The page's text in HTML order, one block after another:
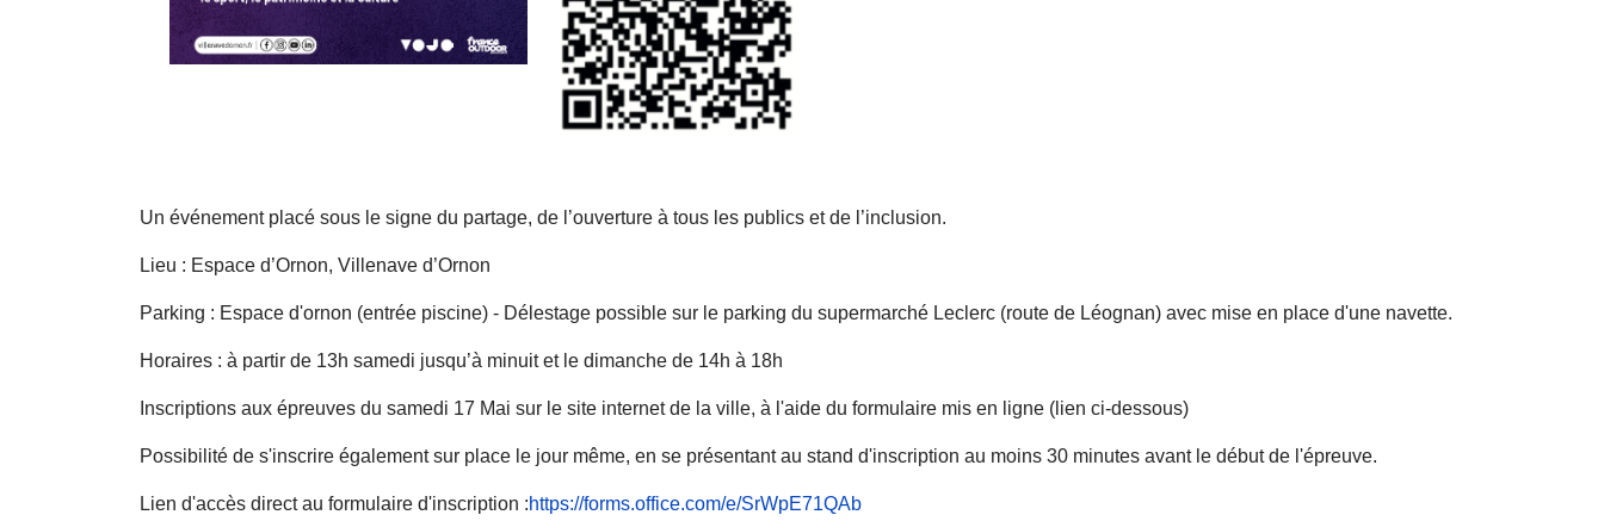
Un événement placé sous le signe du partage, de l’ouverture à tous les publics et de l’inclusion.
Lieu : Espace d’Ornon, Villenave d’Ornon
Parking : Espace d'ornon (entrée piscine) - Délestage possible sur le parking du supermarché Leclerc (route de Léognan) avec mise en place d'une navette.
Horaires : à partir de 13h samedi jusqu’à minuit et le dimanche de 14h à 18h
Inscriptions aux épreuves du samedi 17 Mai sur le site internet de la ville, à l'aide du formulaire mis en ligne (lien ci-dessous)
Possibilité de s'inscrire également sur place le jour même, en se présentant au stand d'inscription au moins 30 minutes avant le début de l'épreuve.
Lien d'accès direct au formulaire d'inscription :https://forms.office.com/e/SrWpE71QAb